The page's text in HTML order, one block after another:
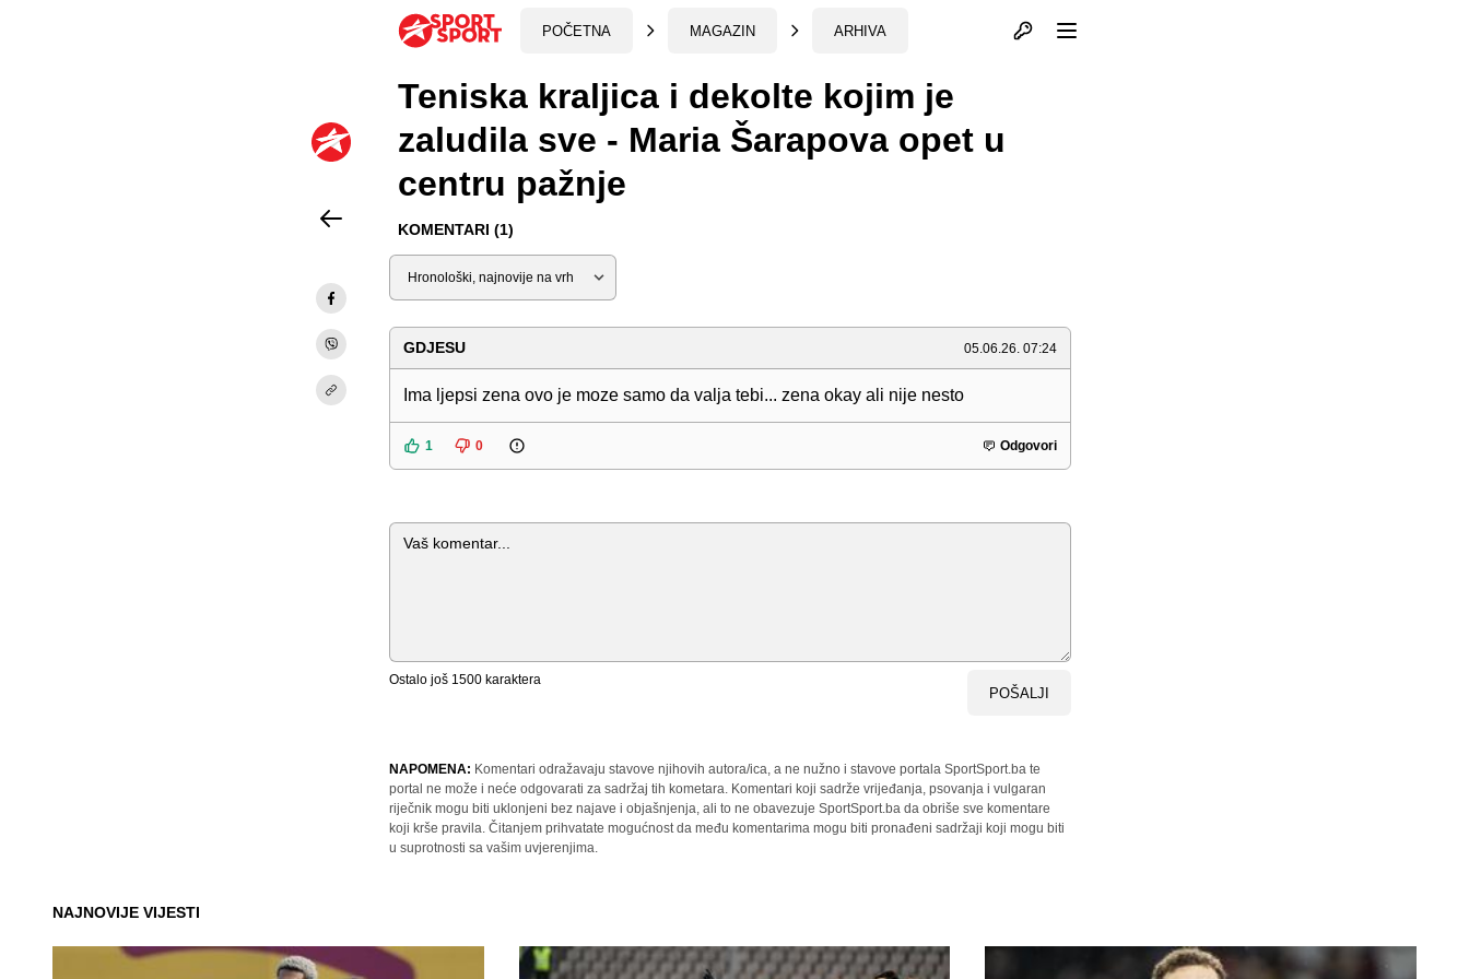
POČETNA MAGAZIN ARHIVA Otvori profil
Teniska kraljica i dekolte kojim je
zaludila sve - Maria Šarapova opet u
centru pažnje
KOMENTARI (1)
Sortiraj
GDJESU 05.06.26. 07:24
Ima ljepsi zena ovo je moze samo da valja tebi... zena okay ali nije nesto
1 0 Odgovori
Komentar
Ostalo još 1500 karaktera
POŠALJI
NAPOMENA: Komentari odražavaju stavove njihovih autora/ica, a ne nužno i stavove portala SportSport.ba te
portal ne može i neće odgovarati za sadržaj tih kometara. Komentari koji sadrže vrijeđanja, psovanja i vulgaran
riječnik mogu biti uklonjeni bez najave i objašnjenja, ali to ne obavezuje SportSport.ba da obriše sve komentare
koji krše pravila. Čitanjem prihvatate mogućnost da među komentarima mogu biti pronađeni sadržaji koji mogu biti
u suprotnosti sa vašim uvjerenjima.
NAJNOVIJE VIJESTI